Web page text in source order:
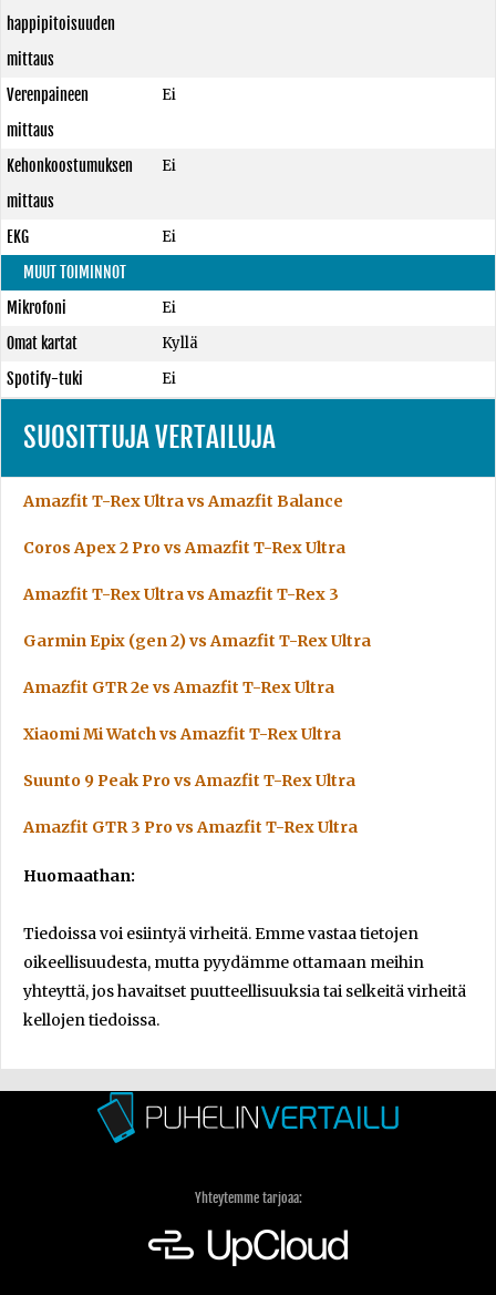
happipitoisuuden
mittaus
Verenpaineen
mittaus
Ei
Kehonkoostumuksen
mittaus
Ei
EKG
Ei
MUUT TOIMINNOT
Mikrofoni
Ei
Omat kartat
Kyllä
Spotify-tuki
Ei
SUOSITTUJA VERTAILUJA
Amazfit T-Rex Ultra vs Amazfit Balance
Coros Apex 2 Pro vs Amazfit T-Rex Ultra
Amazfit T-Rex Ultra vs Amazfit T-Rex 3
Garmin Epix (gen 2) vs Amazfit T-Rex Ultra
Amazfit GTR 2e vs Amazfit T-Rex Ultra
Xiaomi Mi Watch vs Amazfit T-Rex Ultra
Suunto 9 Peak Pro vs Amazfit T-Rex Ultra
Amazfit GTR 3 Pro vs Amazfit T-Rex Ultra
Huomaathan:
Tiedoissa voi esiintyä virheitä. Emme vastaa tietojen
oikeellisuudesta, mutta pyydämme ottamaan meihin
yhteyttä, jos havaitset puutteellisuuksia tai selkeitä virheitä
kellojen tiedoissa.
Yhteytemme tarjoaa: